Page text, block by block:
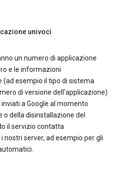
univoci
un numero di applicazione
e le informazioni
(ad esempio il tipo di sistema
di versione dell’applicazione)
a Google al momento
o della disinstallazione del
il servizio contatta
nostri server, ad esempio per gli